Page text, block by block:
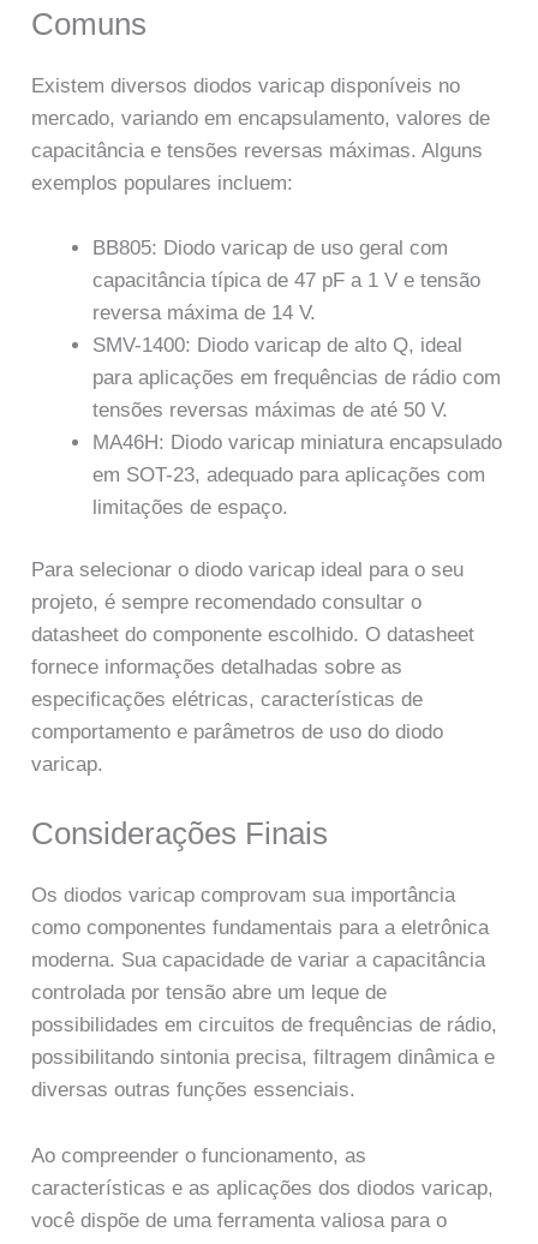
Comuns
Existem diversos diodos varicap disponíveis no
mercado, variando em encapsulamento, valores de
capacitância e tensões reversas máximas. Alguns
exemplos populares incluem:
BB805: Diodo varicap de uso geral com
capacitância típica de 47 pF a 1 V e tensão
reversa máxima de 14 V.
SMV-1400: Diodo varicap de alto Q, ideal
para aplicações em frequências de rádio com
tensões reversas máximas de até 50 V.
MA46H: Diodo varicap miniatura encapsulado
em SOT-23, adequado para aplicações com
limitações de espaço.
Para selecionar o diodo varicap ideal para o seu
projeto, é sempre recomendado consultar o
datasheet do componente escolhido. O datasheet
fornece informações detalhadas sobre as
especificações elétricas, características de
comportamento e parâmetros de uso do diodo
varicap.
Considerações Finais
Os diodos varicap comprovam sua importância
como componentes fundamentais para a eletrônica
moderna. Sua capacidade de variar a capacitância
controlada por tensão abre um leque de
possibilidades em circuitos de frequências de rádio,
possibilitando sintonia precisa, filtragem dinâmica e
diversas outras funções essenciais.
Ao compreender o funcionamento, as
características e as aplicações dos diodos varicap,
você dispõe de uma ferramenta valiosa para o